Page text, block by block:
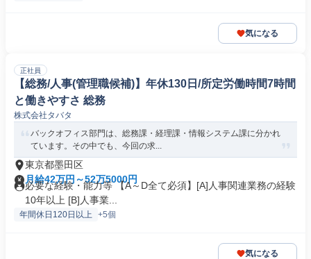
気になる
正社員
【総務/人事(管理職候補)】年休130日/所定労働時間7時間
と働きやすさ 総務
株式会社タバタ
バックオフィス部門は、総務課・経理課・情報システム課に分かれ
ています。その中でも、今回の求...
東京都墨田区
月給42万円～52万5000円
必要な経験・能力等 【A～D全て必須】[A]人事関連業務の経験
10年以上 [B]人事業...
年間休日120日以上 +5個
気になる